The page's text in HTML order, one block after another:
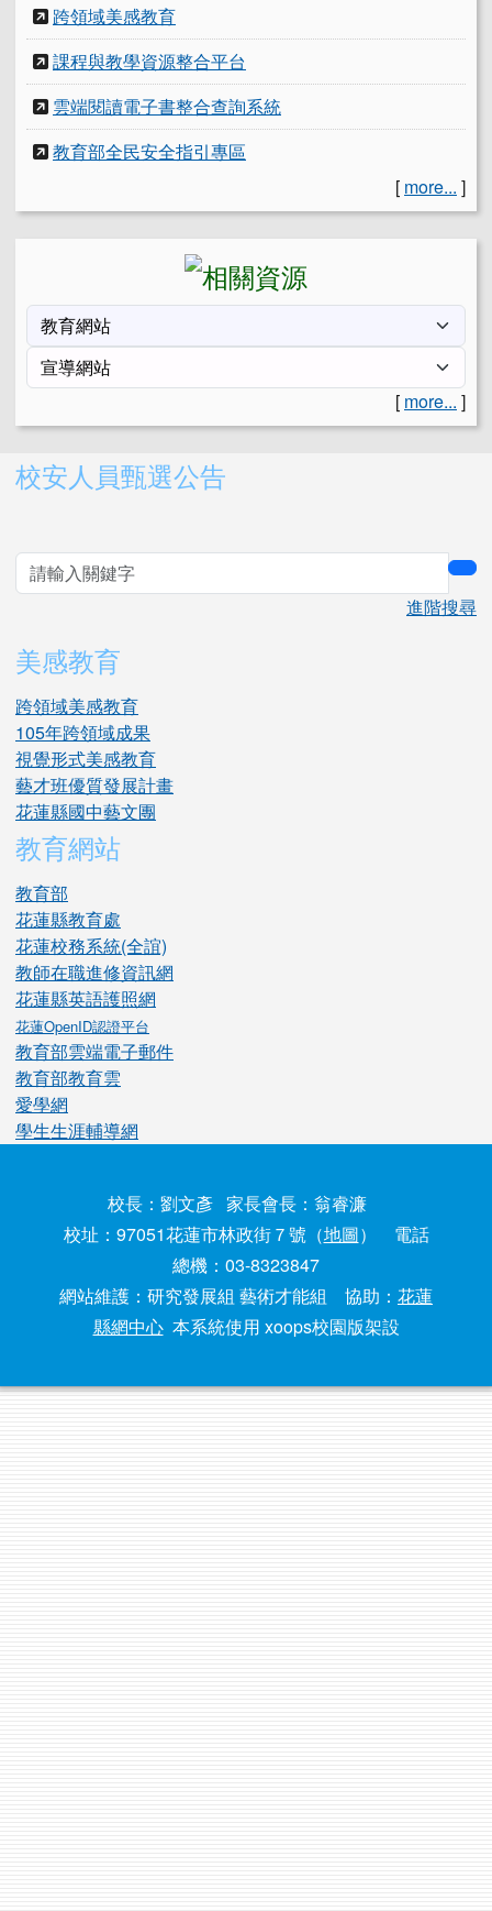
跨領域美感教育
課程與教學資源整合平台
雲端閱讀電子書整合查詢系統
教育部全民安全指引專區
[ more... ]
[ more... ]
右邊區域內容
校安人員甄選公告
進階搜尋
美感教育
跨領域美感教育
105年跨領域成果
視覺形式美感教育
藝才班優質發展計畫
花蓮縣國中藝文團
教育網站
教育部
花蓮縣教育處
花蓮校務系統(全誼)
教師在職進修資訊網
花蓮縣英語護照網
花蓮OpenID認證平台
教育部雲端電子郵件
教育部教育雲
愛學網
學生生涯輔導網
校長：劉文彥 家長會長：翁睿濂
校址：97051花蓮市林政街７號（地圖） 電話
總機：03-8323847
網站維護：研究發展組 藝術才能組 協助： 花蓮
縣網中心本系統使用 xoops校園版架設